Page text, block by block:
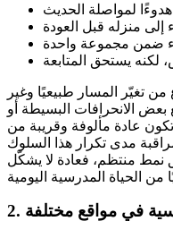
لمواصلة الحديث
إلى منزله قبل العودة
ضمن مجموعة واحدة
تغيّر المسار طبيعيًا وغير
بعض الانحرافات البسيطة أو
عادة مألوفة وقريبة من
مدى تكرار هذا السلوك
نمط منتظم، فعادة لا يشكّل
2. في مواقع مختلفة